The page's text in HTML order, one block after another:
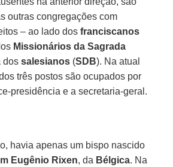
outras congregações com
– ao lado dosfranciscanos
Missionários da Sagrada
dossalesianos (SDB). Na atual
três postos são ocupados por
presidência e a secretaria-geral.
havia apenas um bispo nascido
Eugênio Rixen, da Bélgica. Na